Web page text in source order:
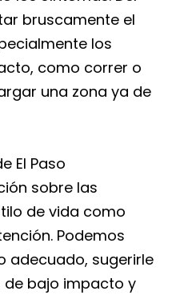
bruscamente el
los
como correr o
una zona ya de
El Paso
sobre las
de vida como
Podemos
adecuado, sugerirle
de bajo impacto y